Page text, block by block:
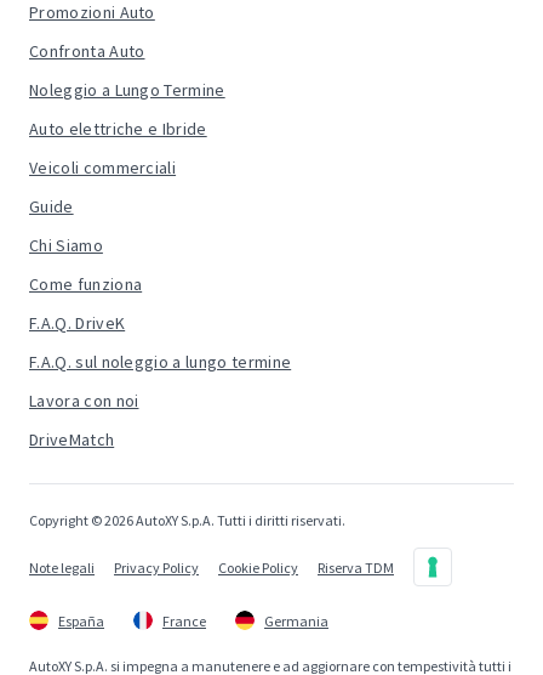
Promozioni Auto
Confronta Auto
Noleggio a Lungo Termine
Auto elettriche e Ibride
Veicoli commerciali
Guide
Chi Siamo
Come funziona
F.A.Q. DriveK
F.A.Q. sul noleggio a lungo termine
Lavora con noi
DriveMatch
Copyright © 2026 AutoXY S.p.A. Tutti i diritti riservati.
Note legali Privacy Policy Cookie Policy Riserva TDM
España France Germania
AutoXY S.p.A. si impegna a manutenere e ad aggiornare con tempestività tutti i